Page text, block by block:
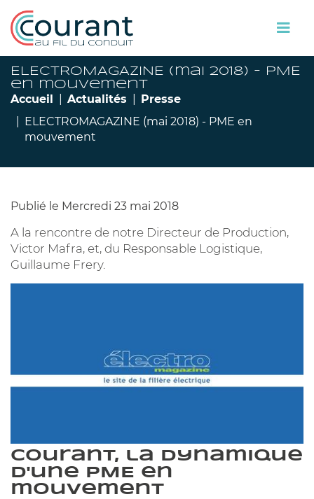
ELECTROMAGAZINE (mai 2018) - PME
en mouvement
Accueil Actualités
Presse
ELECTROMAGAZINE (mai 2018) - PME en
mouvement
Publié le Mercredi 23 mai 2018
A la rencontre de notre Directeur de Production,
Victor Mafra, et, du Responsable Logistique,
Guillaume Frery.
Courant, la dynamique
d'une PME en
mouvement